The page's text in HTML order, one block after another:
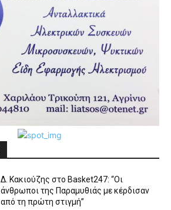
Δ. Κακιούζης στο Basket247: “Οι
άνθρωποι της Παραμυθιάς με κέρδισαν
από τη πρώτη στιγμή”